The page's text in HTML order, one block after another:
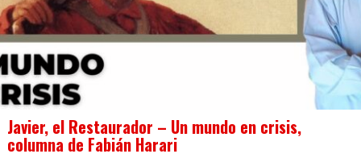
Javier, el Restaurador – Un mundo en crisis,
columna de Fabián Harari